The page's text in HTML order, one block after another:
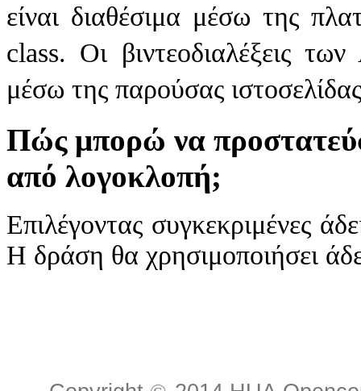
είναι διαθέσιμα μέσω της
class. Οι βιντεοδιαλέξεις
μέσω της παρούσας
Πώς μπορώ να
από λογοκλοπή;
Επιλέγοντας συγκεκριμένες
Η δράση θα χρησιμοποιήσει